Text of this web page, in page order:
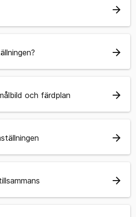
arrow_forward
arrow_forward
och färdplan arrow_forward
arrow_forward
arrow_forward